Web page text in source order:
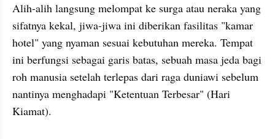
Alih-alih langsung melompat ke surga atau neraka yang
sifatnya kekal, jiwa-jiwa ini diberikan fasilitas "kamar
hotel" yang nyaman sesuai kebutuhan mereka. Tempat
ini berfungsi sebagai garis batas, sebuah masa jeda bagi
roh manusia setelah terlepas dari raga duniawi sebelum
nantinya menghadapi "Ketentuan Terbesar" (Hari
Kiamat).